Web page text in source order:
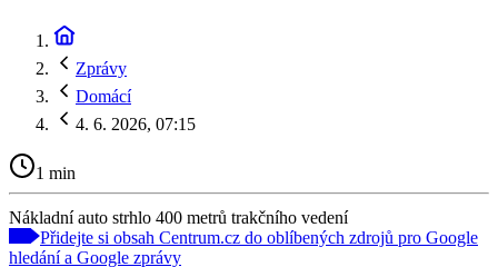
Zprávy
Domácí
4. 6. 2026, 07:15
1 min
Nákladní auto strhlo 400 metrů trakčního vedení
Přidejte si obsah Centrum.cz do oblíbených zdrojů pro Google
hledání a Google zprávy